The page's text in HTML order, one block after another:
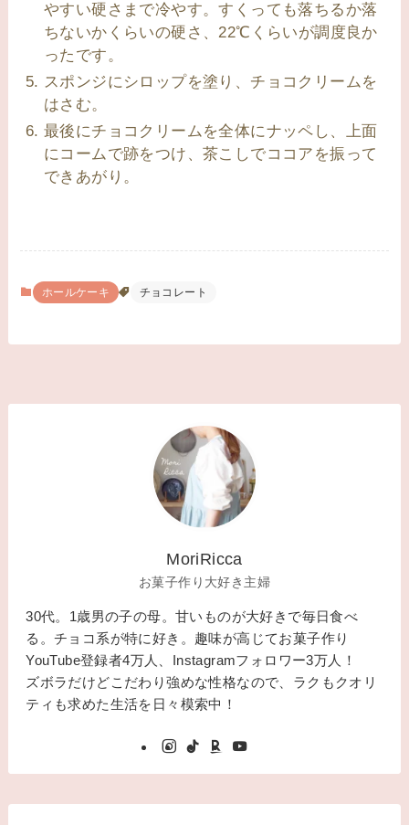
やすい硬さまで冷やす。すくっても落ちるか落
ちないかくらいの硬さ、22℃くらいが調度良か
ったです。
スポンジにシロップを塗り、チョコクリームを
はさむ。
最後にチョコクリームを全体にナッペし、上面
にコームで跡をつけ、茶こしでココアを振って
できあがり。
ホールケーキ チョコレート
MoriRicca
お菓子作り大好き主婦
30代。1歳男の子の母。甘いものが大好きで毎日食べ
る。チョコ系が特に好き。趣味が高じてお菓子作り
YouTube登録者4万人、Instagramフォロワー3万人！
ズボラだけどこだわり強めな性格なので、ラクもクオリ
ティも求めた生活を日々模索中！